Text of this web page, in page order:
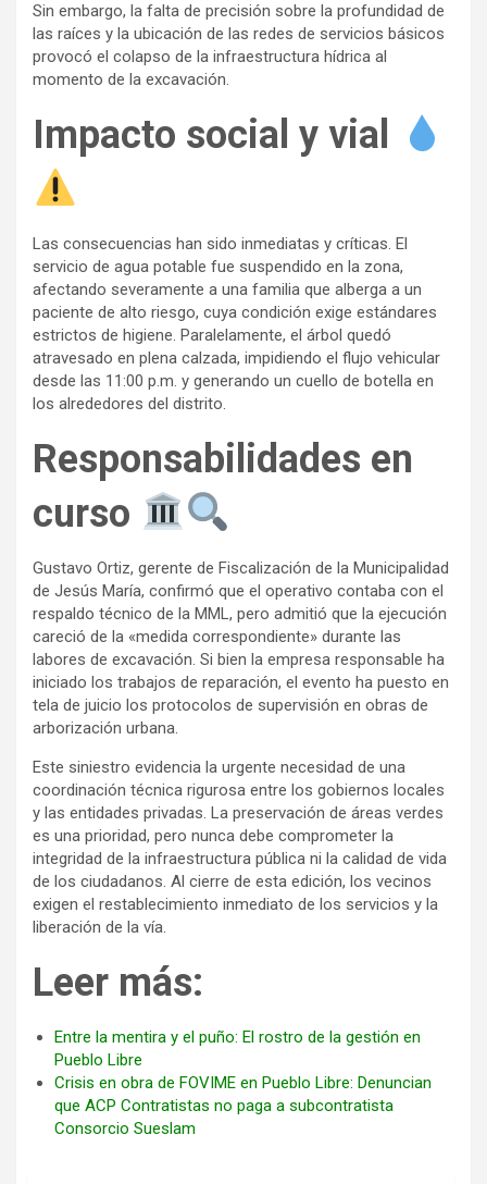
Sin embargo, la falta de precisión sobre la profundidad de
las raíces y la ubicación de las redes de servicios básicos
provocó el colapso de la infraestructura hídrica al
momento de la excavación.
Impacto social y vial
Las consecuencias han sido inmediatas y críticas. El
servicio de agua potable fue suspendido en la zona,
afectando severamente a una familia que alberga a un
paciente de alto riesgo, cuya condición exige estándares
estrictos de higiene. Paralelamente, el árbol quedó
atravesado en plena calzada, impidiendo el flujo vehicular
desde las 11:00 p.m. y generando un cuello de botella en
los alrededores del distrito.
Responsabilidades en
curso
Gustavo Ortiz, gerente de Fiscalización de la Municipalidad
de Jesús María, confirmó que el operativo contaba con el
respaldo técnico de la MML, pero admitió que la ejecución
careció de la «medida correspondiente» durante las
labores de excavación. Si bien la empresa responsable ha
iniciado los trabajos de reparación, el evento ha puesto en
tela de juicio los protocolos de supervisión en obras de
arborización urbana.
Este siniestro evidencia la urgente necesidad de una
coordinación técnica rigurosa entre los gobiernos locales
y las entidades privadas. La preservación de áreas verdes
es una prioridad, pero nunca debe comprometer la
integridad de la infraestructura pública ni la calidad de vida
de los ciudadanos. Al cierre de esta edición, los vecinos
exigen el restablecimiento inmediato de los servicios y la
liberación de la vía.
Leer más:
Entre la mentira y el puño: El rostro de la gestión en
Pueblo Libre
Crisis en obra de FOVIME en Pueblo Libre: Denuncian
que ACP Contratistas no paga a subcontratista
Consorcio Sueslam